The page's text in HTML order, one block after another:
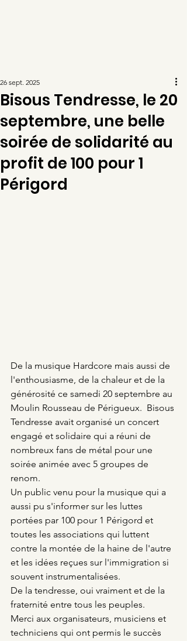
Bisous Tendresse, le 20
septembre, une belle
soirée de solidarité au
profit de 100 pour 1
Périgord
26 sept. 2025
De la musique Hardcore mais aussi de
l'enthousiasme, de la chaleur et de la
générosité ce samedi 20 septembre au
Moulin Rousseau de Périgueux.  Bisous
Tendresse avait organisé un concert
engagé et solidaire qui a réuni de
nombreux fans de métal pour une
soirée animée avec 5 groupes de
renom.
Un public venu pour la musique qui a
aussi pu s'informer sur les luttes
portées par 100 pour 1 Périgord et
toutes les associations qui luttent
contre la montée de la haine de l'autre
et les idées reçues sur l'immigration si
souvent instrumentalisées.
De la tendresse, oui vraiment et de la
fraternité entre tous les peuples.
Merci aux organisateurs, musiciens et
techniciens qui ont permis le succès